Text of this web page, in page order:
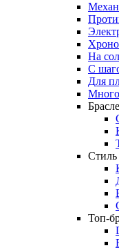
На
С
Для
Стиль
Топ-